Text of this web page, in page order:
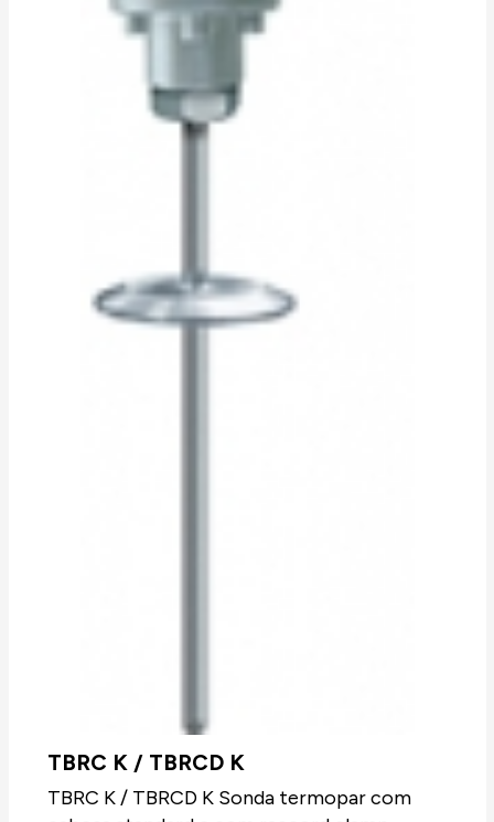
TBRC K / TBRCD K
TBRC K / TBRCD K Sonda termopar com